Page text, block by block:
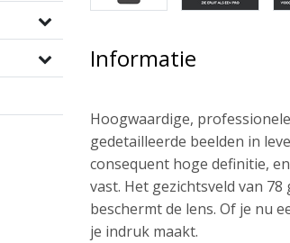
Informatie
Hoogwaardige,
gedetailleerde beelden in
consequent hoge definitie,
vast. Het gezichtsveld van
beschermt de lens. Of je nu
je indruk maakt.